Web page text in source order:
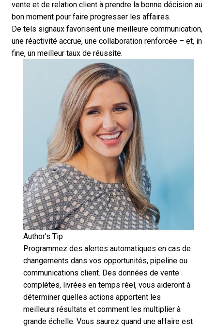
vente et de relation client à prendre la bonne décision au
bon moment pour faire progresser les affaires.
De tels signaux favorisent une meilleure communication,
une réactivité accrue, une collaboration renforcée – et, in
fine, un meilleur taux de réussite.
Author's Tip
Programmez des alertes automatiques en cas de
changements dans vos opportunités, pipeline ou
communications client. Des données de vente
complètes, livrées en temps réel, vous aideront à
déterminer quelles actions apportent les
meilleurs résultats et comment les multiplier à
grande échelle. Vous saurez quand une affaire est